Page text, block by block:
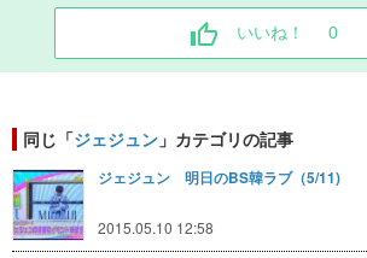
いいね！ 0
同じ「ジェジュン 」カテゴリの記事
ジェジュン 明日のBS韓ラブ（5/11)
2015.05.10 12:58